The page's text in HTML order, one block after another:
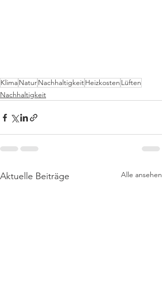
KlimaNaturNachhaltigkeitHeizkosten Lüften
Nachhaltigkeit
Aktuelle Beiträge Alle ansehen